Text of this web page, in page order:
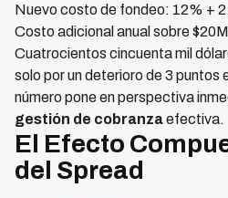
Nuevo costo de fondeo: 12% +
Costo adicional anual sobre
Cuatrocientos cincuenta mil
solo por un deterioro de 3
número pone en perspectiva
gestión de cobranzaefectiva.
El Efecto
del Spread